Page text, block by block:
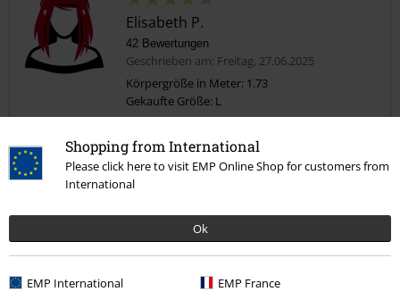
Shopping from International
Please click here to visit EMP Online Shop for customers from
International
Ok
EMP International EMP France
Elisabeth P.
42 Bewertungen
Geschrieben am: Freitag, 27.06.2025
Körpergröße in Meter: 1.73
Gekaufte Größe: L
Tolles Shirt
Die Passform ist perfekt, die Länge auch (oftmals sind mir Shirts
einen Tick zu kurz). Der Druck ist gut, nicht plakativ/steif, auch nicht
verwaschen/unscharf. Tolles Shirt!